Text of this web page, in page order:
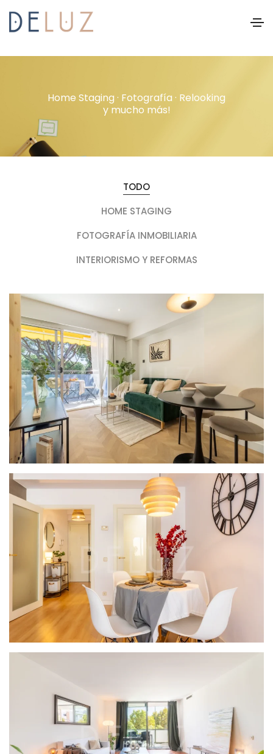
Home Staging · Fotografía · Relooking
y mucho más!
TODO
HOME STAGING
FOTOGRAFÍA INMOBILIARIA
INTERIORISMO Y REFORMAS
PROYECTO LOFT
PROYECTO DIPUTACIÓN